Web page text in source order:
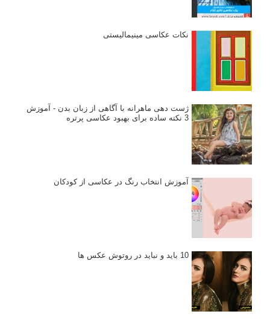
نکات عکاسی مینیمالیستی
ژست دهی ماهرانه با آگاهی از زبان بدن - آموزش
3 نکته ساده برای بهبود عکاسی پرتره
آموزش انتخاب رنگ در عکاسی از کودکان
10 باید و نباید در روتوش عکس ها